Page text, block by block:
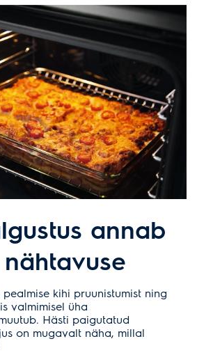
annab
kihi pruunistumist ning
valmimisel üha
Hästi paigutatud
on mugavalt näha, millal